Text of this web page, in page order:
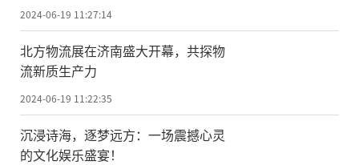
2024-06-19 11:27:14
北方物流展在济南盛大开幕，共探物
流新质生产力
2024-06-19 11:22:35
沉浸诗海，逐梦远方：一场震撼心灵
的文化娱乐盛宴！